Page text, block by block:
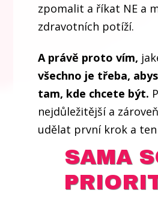
zpomalit a říkat NE a
zdravotních potíží.
A právě proto vím,
všechno je třeba,
tam, kde chcete být.
nejdůležitější a
udělat první krok a
SAMA